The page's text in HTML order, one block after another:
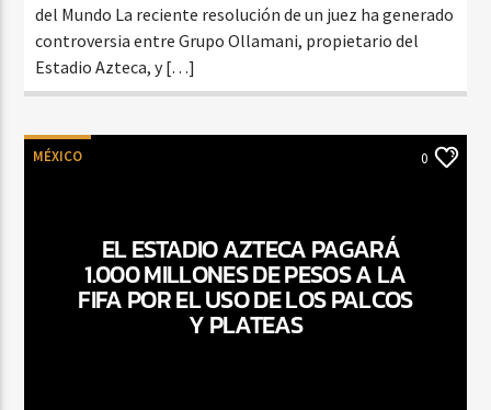
del Mundo La reciente resolución de un juez ha generado
controversia entre Grupo Ollamani, propietario del
Estadio Azteca, y […]
MÉXICO 0
EL ESTADIO AZTECA PAGARÁ
1.000 MILLONES DE PESOS A LA
FIFA POR EL USO DE LOS PALCOS
Y PLATEAS